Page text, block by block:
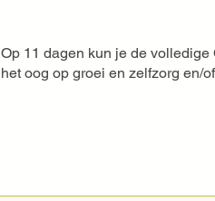
Op 11 dagen kun je de
het oog op groei en zelfzorg en/